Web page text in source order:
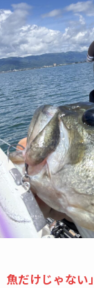
だけじゃない」